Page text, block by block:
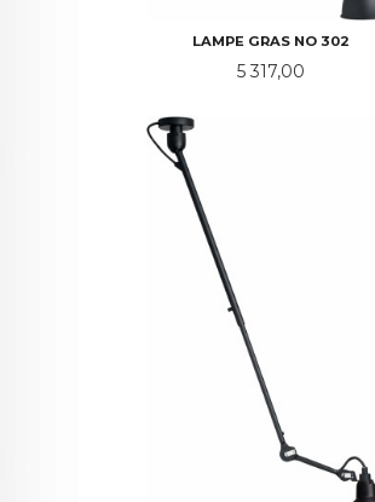
LAMPE GRAS NO 302
Pris
5 317,00